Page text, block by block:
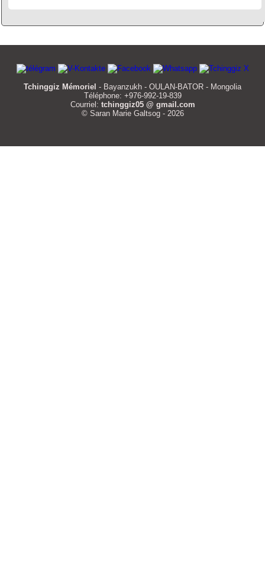
Tchinggiz Mémoriel - Bayanzukh - OULAN-BATOR - Mongolia
Téléphone: +976-992-19-839
Courriel: tchinggiz05 @ gmail.com
© Saran Marie Galtsog - 2026